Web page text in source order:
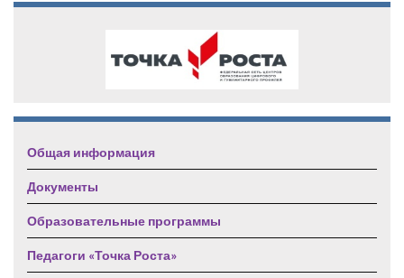
Общая информация
Документы
Образовательные программы
Педагоги «Точка Роста»